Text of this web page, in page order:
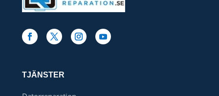
TJÄNSTER